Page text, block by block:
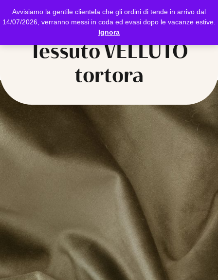
Avvisiamo la gentile clientela che gli ordini di tende in arrivo dal
14/07/2026, verranno messi in coda ed evasi dopo le vacanze estive.
Ignora
Tessuto VELLUTO
tortora